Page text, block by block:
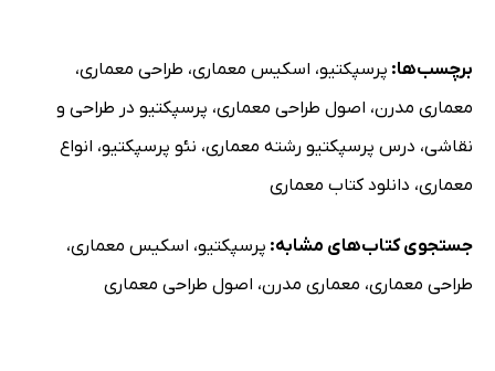
برچسب‌ها: پرسپکتیو، اسکیس معماری، طراحی معماری،
معماری مدرن، اصول طراحی معماری، پرسپکتیو در طراحی و
نقاشی، درس پرسپکتیو رشته معماری، نئو پرسپکتیو، انواع
معماری، دانلود کتاب معماری
جستجوی کتاب‌های مشابه: پرسپکتیو، اسکیس معماری،
طراحی معماری، معماری مدرن، اصول طراحی معماری